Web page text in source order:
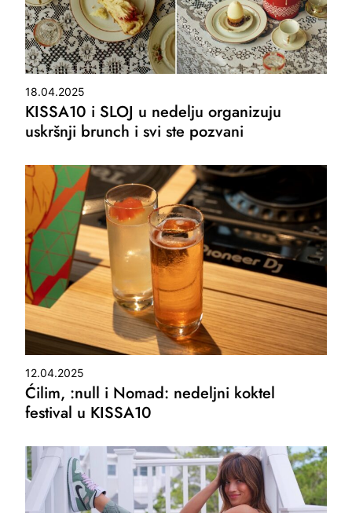
18.04.2025
KISSA10 i SLOJ u nedelju organizuju
uskršnji brunch i svi ste pozvani
12.04.2025
Ćilim, :null i Nomad: nedeljni koktel
festival u KISSA10